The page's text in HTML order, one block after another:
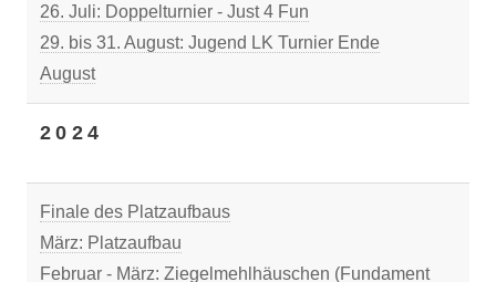
26. Juli: Doppelturnier - Just 4 Fun
29. bis 31. August: Jugend LK Turnier Ende
August
2024
Finale des Platzaufbaus
März: Platzaufbau
Februar - März: Ziegelmehlhäuschen (Fundament